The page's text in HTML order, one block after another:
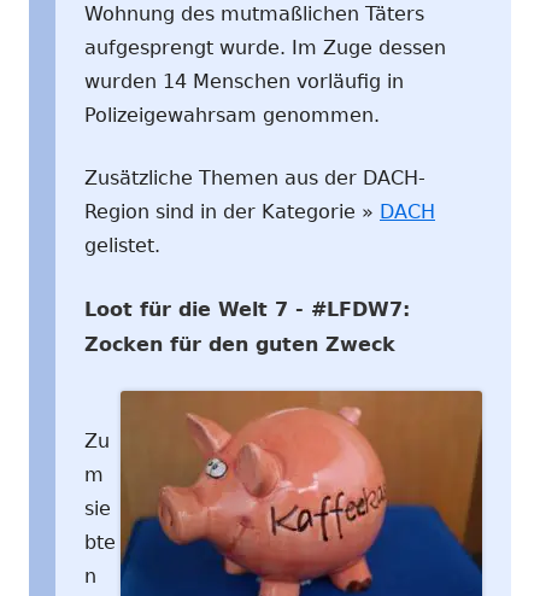
Wohnung des mutmaßlichen Täters
aufgesprengt wurde. Im Zuge dessen
wurden 14 Menschen vorläufig in
Polizeigewahrsam genommen.
Zusätzliche Themen aus der DACH-
Region sind in der Kategorie » DACH
gelistet.
Loot für die Welt 7 - #LFDW7:
Zocken für den guten Zweck
Zu
m
sie
bte
n